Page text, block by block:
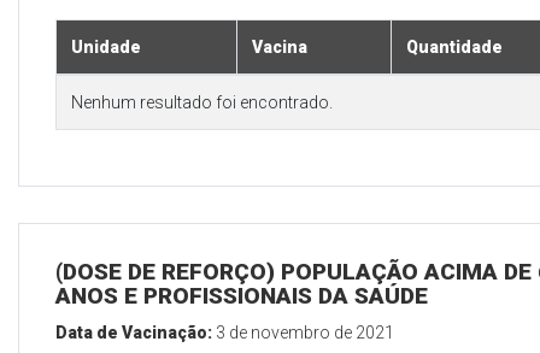
Unidade Vacina Quantidade
Nenhum resultado foi encontrado.
(DOSE DE REFORÇO) POPULAÇÃO ACIMA DE
ANOS E PROFISSIONAIS DA SAÚDE
Data de Vacinação: 3 de novembro de 2021